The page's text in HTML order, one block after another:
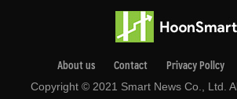
About us Contact Privacy Pollcy
Copyright © 2021 Smart News Co., Ltd.